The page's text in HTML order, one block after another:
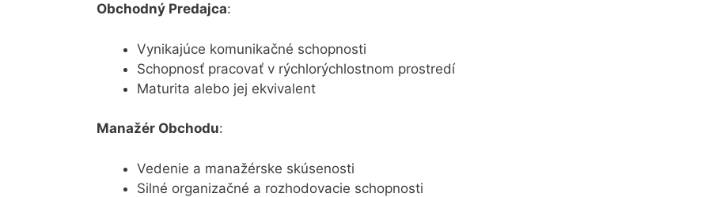
Obchodný Predajca:
Vynikajúce komunikačné schopnosti
Schopnosť pracovať v rýchlorýchlostnom prostredí
Maturita alebo jej ekvivalent
Manažér Obchodu:
Vedenie a manažérske skúsenosti
Silné organizačné a rozhodovacie schopnosti